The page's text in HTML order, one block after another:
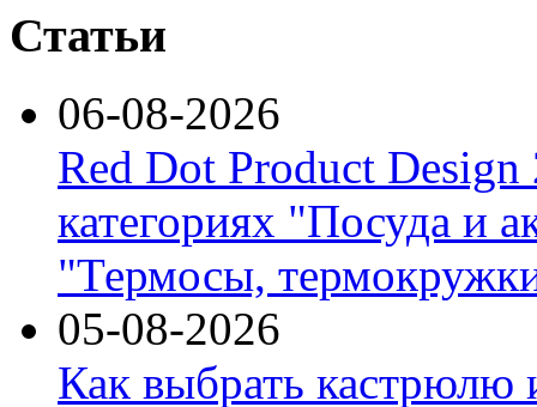
Статьи
06-08-2026
Red Dot Product Design
категориях "Посуда и
"Термосы,
05-08-2026
Как выбрать кастрюлю